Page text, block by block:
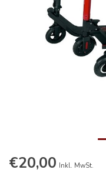
€20,00 Inkl. MwSt.